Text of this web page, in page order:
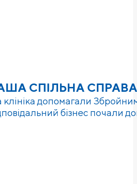
СПІЛЬНА
клініка допомагали
бізнес почали